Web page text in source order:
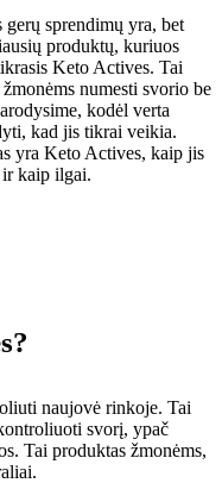
sprendimų yra, bet
produktų, kuriuos
Keto Actives. Tai
numesti svorio be
kodėl verta
kad jis tikrai veikia.
yra Keto Actives, kaip jis
kaip ilgai.
naujovė rinkoje. Tai
svorį, ypač
Tai produktas žmonėms,